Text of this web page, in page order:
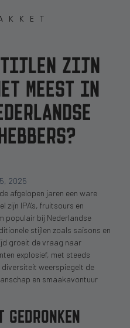
ZIJN
MEEST IN
2025
afgelopen jaren een ware
IPA’s, fruitsours en
populair bij Nederlandse
stijlen zoals saisons en
groeit de vraag naar
explosief, met steeds
weerspiegelt de
en smaakavontuur